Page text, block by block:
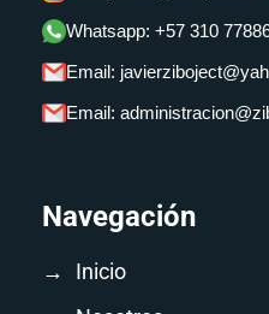
Whatsapp: +57 310
Email:
Email:
Navegación
→
Inicio